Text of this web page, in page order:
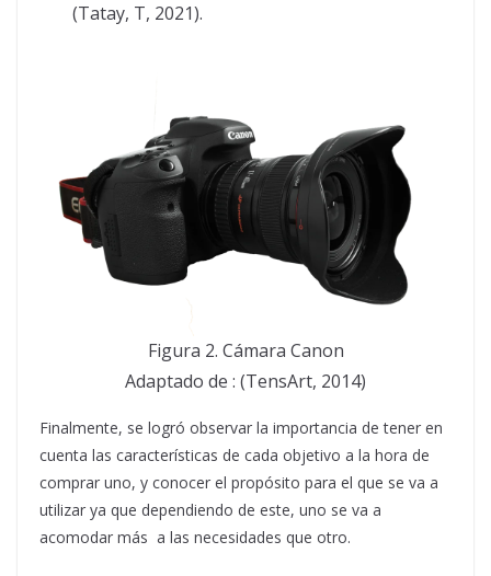
(Tatay, T, 2021).
Figura 2. Cámara Canon
Adaptado de : (TensArt, 2014)
Finalmente, se logró observar la importancia de tener en
cuenta las características de cada objetivo a la hora de
comprar uno, y conocer el propósito para el que se va a
utilizar ya que dependiendo de este, uno se va a
acomodar más a las necesidades que otro.